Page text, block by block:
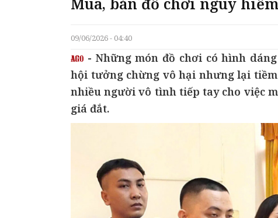
09/06/2026 - 04:40
- Những món đồ chơi có hình
hội tưởng chừng vô hại nhưng lại
nhiều người vô tình tiếp tay cho việc
giá đắt.